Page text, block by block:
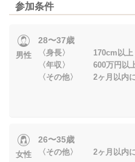
参加条件
男性
28〜37歳
〈身長〉 170cm以上
〈年収〉 600万円以
〈その他〉 2ヶ月以内
女性
26〜35歳
〈その他〉 2ヶ月以内